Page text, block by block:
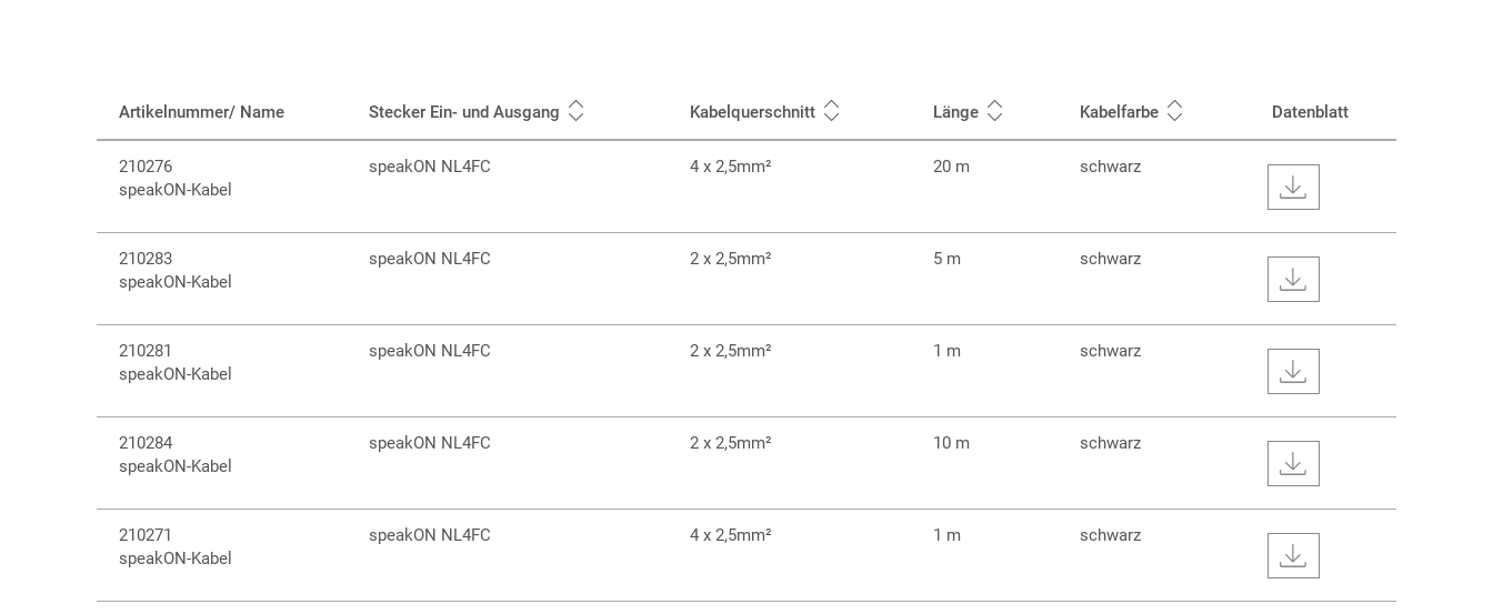
Artikelnummer/ Name Stecker Ein- und Ausgang Kabelquerschnitt Länge Kabelfarbe Datenblatt
210276
speakON-Kabel
speakON NL4FC 4 x 2,5mm² 20 m schwarz
210283
speakON-Kabel
speakON NL4FC 2 x 2,5mm² 5 m schwarz
210281
speakON-Kabel
speakON NL4FC 2 x 2,5mm² 1 m schwarz
210284
speakON-Kabel
speakON NL4FC 2 x 2,5mm² 10 m schwarz
210271
speakON-Kabel
speakON NL4FC 4 x 2,5mm² 1 m schwarz